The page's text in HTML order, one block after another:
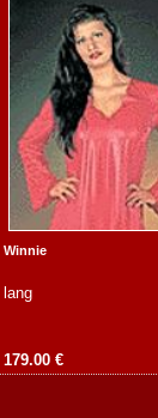
Winnie
lang
179.00 €